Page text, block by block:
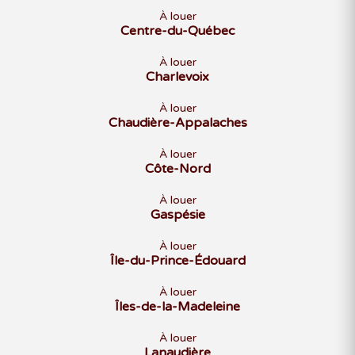
À louer
Centre-du-Québec
À louer
Charlevoix
À louer
Chaudière-Appalaches
À louer
Côte-Nord
À louer
Gaspésie
À louer
Île-du-Prince-Édouard
À louer
Îles-de-la-Madeleine
À louer